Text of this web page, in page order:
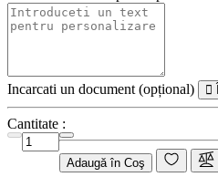
Incarcati un document (opțional)
Cantitate :
Adaugă în Coş